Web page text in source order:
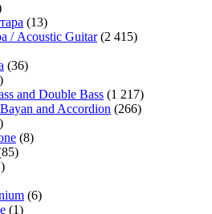
(13)
/ Acoustic Guitar(2 415)
(36)
and Double Bass (1 217)
and Accordion (266)
(8)
(6)
(1)